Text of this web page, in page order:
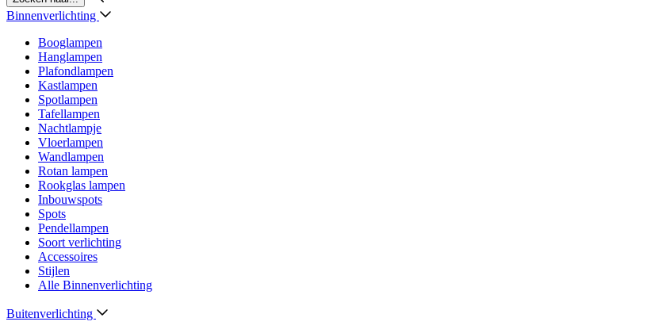
Binnenverlichting
Booglampen
Hanglampen
Plafondlampen
Kastlampen
Spotlampen
Tafellampen
Nachtlampje
Vloerlampen
Wandlampen
Rotan lampen
Rookglas lampen
Inbouwspots
Spots
Pendellampen
Soort verlichting
Accessoires
Stijlen
Alle Binnenverlichting
Buitenverlichting